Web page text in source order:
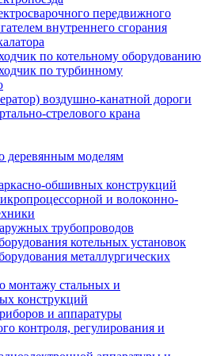
передвижного
внутреннего сгорания
по котельному оборудованию
по турбинному
воздушно-канатной дороги
стрелового крана
деревянным моделям
обшивных конструкций
и волоконно-
трубопроводов
котельных установок
металлургических
монтажу стальных и
конструкций
и аппаратуры
контроля, регулирования и